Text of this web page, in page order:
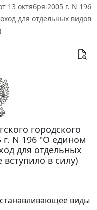
13 октября 2005 г. N 196
для отдельных видов
городского
г. N 196 "О едином
для отдельных
вступило в силу)
виды